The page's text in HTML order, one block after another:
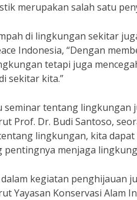
merupakan salah satu
di lingkungan sekitar
Indonesia, “Dengan
tetapi juga
sekitar kita.”
seminar tentang lingkungan
Prof. Dr. Budi Santoso,
lingkungan, kita
menjaga
kegiatan penghijauan
Yayasan Konservasi Alam